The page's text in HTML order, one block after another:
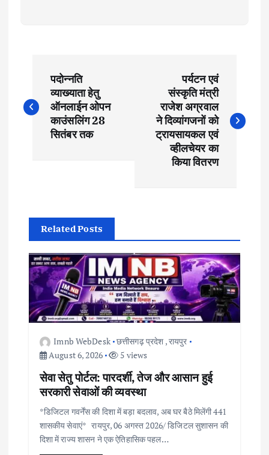
o
a
v
g
a
पदोन्नति
व्याख्याता हेतु
ऑनलाईन ओपन
काउंसलिंग 28
सितंबर तक
पर्यटन एवं
संस्कृति मंत्री
राजेश अग्रवाल
ने दिव्यांगजनों को
ट्रायसायकल एवं
व्हीलचेयर का
किया वितरण
Related Posts
Imnb WebDesk छत्तीसगढ़ प्रदेश ,रायपुर
August 6, 2026
5 views
सेवा सेतु पोर्टल: पारदर्शी, तेज और आसान हुई
सरकारी सेवाओं की व्यवस्था
*डिजिटल गवर्नेंस की दिशा में बड़ा बदलाव, अब घर बैठे मिलेंगी 441
शासकीय सेवाएं* रायपुर, 06 अगस्त 2026/ डिजिटल सुशासन की
दिशा में राज्य शासन ने एक ऐतिहासिक पहल…